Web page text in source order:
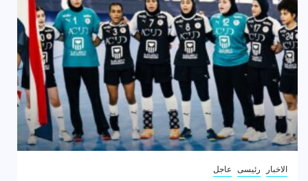
الاخبار رئيسى عاجل